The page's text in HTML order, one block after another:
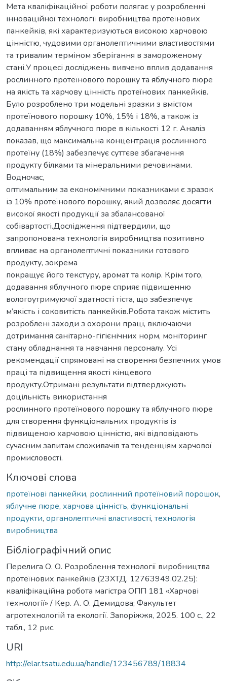
Мета кваліфікаційної роботи полягає у розробленні
інноваційної технології виробництва протеїнових
панкейків, які характеризуються високою харчовою
цінністю, чудовими органолептичними властивостями
та тривалим терміном зберігання в замороженому
стані.У процесі досліджень вивчено вплив додавання
рослинного протеїнового порошку та яблучного пюре
на якість та харчову цінність протеїнових панкейків.
Було розроблено три модельні зразки з вмістом
протеїнового порошку 10%, 15% і 18%, а також із
додаванням яблучного пюре в кількості 12 г. Аналіз
показав, що максимальна концентрація рослинного
протеїну (18%) забезпечує суттєве збагачення
продукту білками та мінеральними речовинами.
Водночас,
оптимальним за економічними показниками є зразок
із 10% протеїнового порошку, який дозволяє досягти
високої якості продукції за збалансованої
собівартості.Дослідження підтвердили, що
запропонована технологія виробництва позитивно
впливає на органолептичні показники готового
продукту, зокрема
покращує його текстуру, аромат та колір. Крім того,
додавання яблучного пюре сприяє підвищенню
вологоутримуючої здатності тіста, що забезпечує
м’якість і соковитість панкейків.Робота також містить
розроблені заходи з охорони праці, включаючи
дотримання санітарно-гігієнічних норм, моніторинг
стану обладнання та навчання персоналу. Усі
рекомендації спрямовані на створення безпечних умов
праці та підвищення якості кінцевого
продукту.Отримані результати підтверджують
доцільність використання
рослинного протеїнового порошку та яблучного пюре
для створення функціональних продуктів із
підвищеною харчовою цінністю, які відповідають
сучасним запитам споживачів та тенденціям харчової
промисловості.
Ключові слова
протеїнові панкейки, рослинний протеїновий порошок,
яблучне пюре, харчова цінність, функціональні
продукти, органолептичні властивості, технологія
виробництва
Бібліографічний опис
Перелига О. О. Розроблення технології виробництва
протеїнових панкейків (23ХТД. 12763949.02.25):
кваліфікаційна робота магістра ОПП 181 «Харчові
технології» / Кер. А. О. Демидова; Факультет
агротехнологій та екології. Запоріжжя, 2025. 100 с., 22
табл., 12 рис.
URI
http://elar.tsatu.edu.ua/handle/123456789/18834